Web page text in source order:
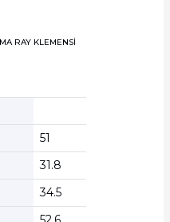
RAY KLEMENSİ
51
31.8
34.5